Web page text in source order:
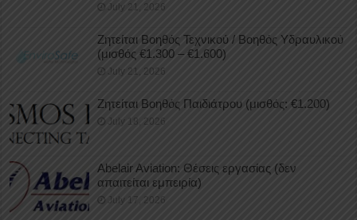
July 21, 2026
Ζητείται Βοηθός Τεχνικού / Βοηθός Υδραυλικού
(μισθός €1.300 – €1.600)
July 21, 2026
Ζητείται Βοηθός Παιδιάτρου (μισθός: €1.200)
July 18, 2026
Abelair Aviation: Θέσεις εργασίας (δεν
απαιτείται εμπειρία)
July 17, 2026